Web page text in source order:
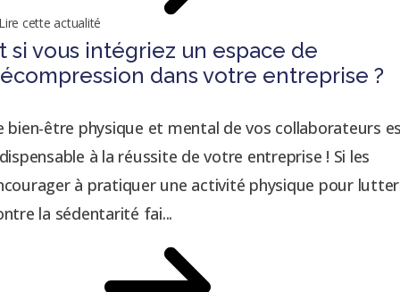
cette actualité
si vous intégriez un espace de
dans votre entreprise ?
bien-être physique et mental de vos collaborateurs
à la réussite de votre entreprise ! Si les
à pratiquer une activité physique pour lutter
la sédentarité fai...